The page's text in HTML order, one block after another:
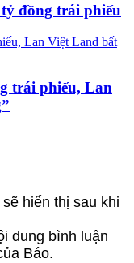
đồng trái phiếu
trái phiếu, Lan
hiển thị sau khi
dung bình luận
Báo.